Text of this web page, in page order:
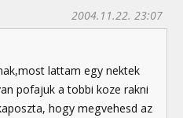
2004.11.22. 23:07
lattam egy nektek
pofajuk a tobbi koze rakni
hogy megvehesd az